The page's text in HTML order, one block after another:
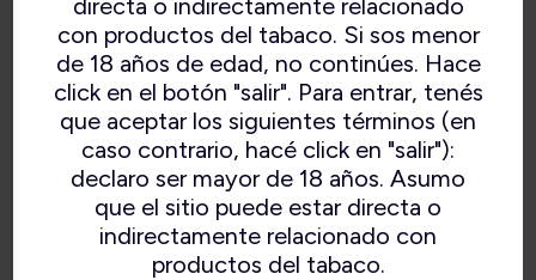
directa o indirectamente relacionado
con productos del tabaco. Si sos menor
de 18 años de edad, no continúes. Hace
click en el botón "salir". Para entrar, tenés
que aceptar los siguientes términos (en
caso contrario, hacé click en "salir"):
declaro ser mayor de 18 años. Asumo
que el sitio puede estar directa o
indirectamente relacionado con
productos del tabaco.